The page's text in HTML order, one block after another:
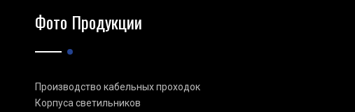
Фото Продукции
Производство кабельных проходок
Корпуса светильников